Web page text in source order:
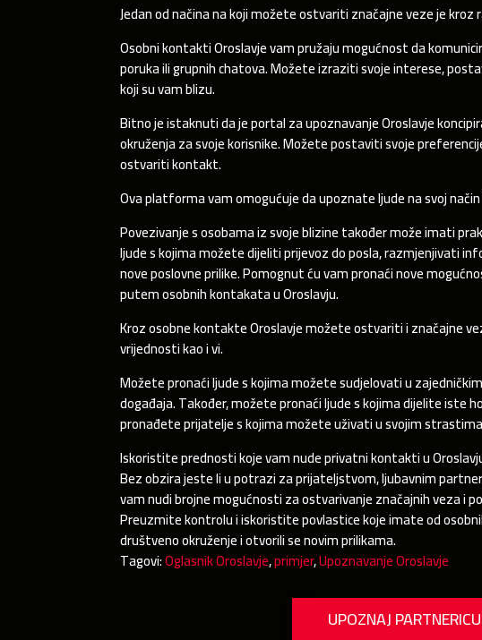
Jedan od načina na koji možete ostvariti značajne veze je kroz
Osobni kontakti Oroslavje vam pružaju mogućnost da
poruka ili grupnih chatova. Možete izraziti svoje interese,
koji su vam blizu.
Bitno je istaknuti da je portal za upoznavanje Oroslavje
okruženja za svoje korisnike. Možete postaviti svoje
ostvariti kontakt.
Ova platforma vam omogućuje da upoznate ljude na svoj
Povezivanje s osobama iz svoje blizine također može imati
ljude s kojima možete dijeliti prijevoz do posla, razmjenjivati
nove poslovne prilike. Pomognut ću vam pronaći nove
putem osobnih kontakata u Oroslavju.
Kroz osobne kontakte Oroslavje možete ostvariti i značajne
vrijednosti kao i vi.
Možete pronaći ljude s kojima možete sudjelovati u
događaja. Također, možete pronaći ljude s kojima dijelite iste
pronađete prijatelje s kojima možete uživati u svojim
Iskoristite prednosti koje vam nude privatni kontakti u
Bez obzira jeste li u potrazi za prijateljstvom, ljubavnim
vam nudi brojne mogućnosti za ostvarivanje značajnih veza i
Preuzmite kontrolu i iskoristite povlastice koje imate od
društveno okruženje i otvorili se novim prilikama.
Tagovi:Oglasnik Oroslavje,primjer,Upoznavanje Oroslavje
UPOZNAJ